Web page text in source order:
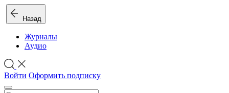
Назад
Журналы
Аудио
Войти Оформить подписку